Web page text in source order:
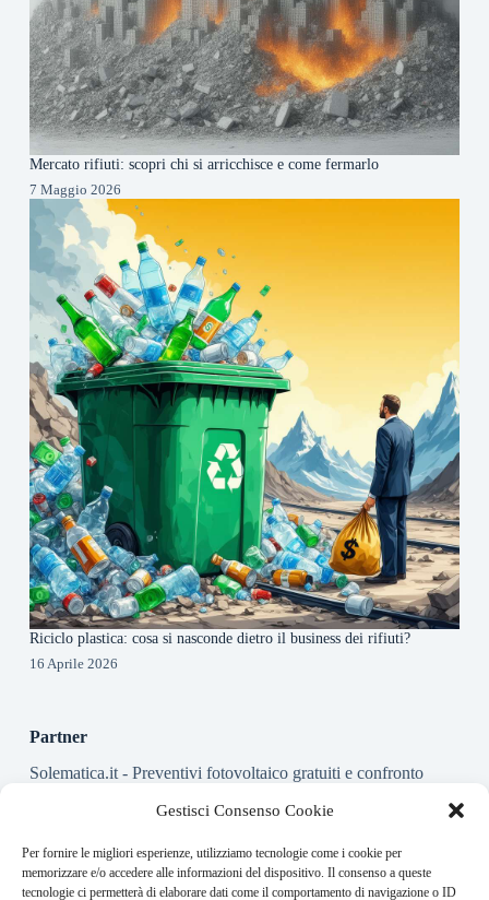
Gestisci Consenso Cookie
Per fornire le migliori esperienze, utilizziamo tecnologie come i cookie per
memorizzare e/o accedere alle informazioni del dispositivo. Il consenso a queste
tecnologie ci permetterà di elaborare dati come il comportamento di navigazione o ID
Mercato rifiuti: scopri chi si arricchisce e come fermarlo
7 Maggio 2026
Riciclo plastica: cosa si nasconde dietro il business dei rifiuti?
16 Aprile 2026
Partner
Solematica.it- Preventivi fotovoltaico gratuiti e confronto
About this website